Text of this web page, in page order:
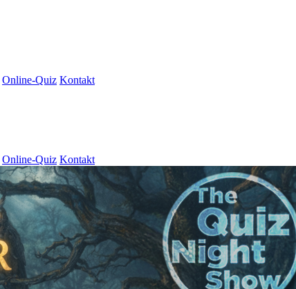
Online-Quiz Kontakt
Online-Quiz Kontakt